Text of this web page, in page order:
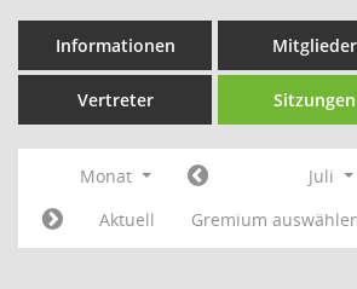
Informationen Mitglieder
Vertreter Sitzungen
Monat Juli
Aktuell
Gremium